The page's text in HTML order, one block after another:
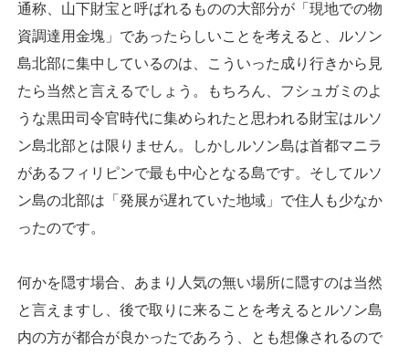
通称、山下財宝と呼ばれるものの大部分が「現地での物
資調達用金塊」であったらしいことを考えると、ルソン
島北部に集中しているのは、こういった成り行きから見
たら当然と言えるでしょう。もちろん、フシュガミのよ
うな黒田司令官時代に集められたと思われる財宝はルソ
ン島北部とは限りません。しかしルソン島は首都マニラ
があるフィリピンで最も中心となる島です。そしてルソ
ン島の北部は「発展が遅れていた地域」で住人も少なか
ったのです。
何かを隠す場合、あまり人気の無い場所に隠すのは当然
と言えますし、後で取りに来ることを考えるとルソン島
内の方が都合が良かったであろう、とも想像されるので